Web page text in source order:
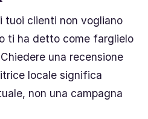
tuoi clienti non vogliano
ti ha detto come farglielo
una recensione
locale significa
non una campagna